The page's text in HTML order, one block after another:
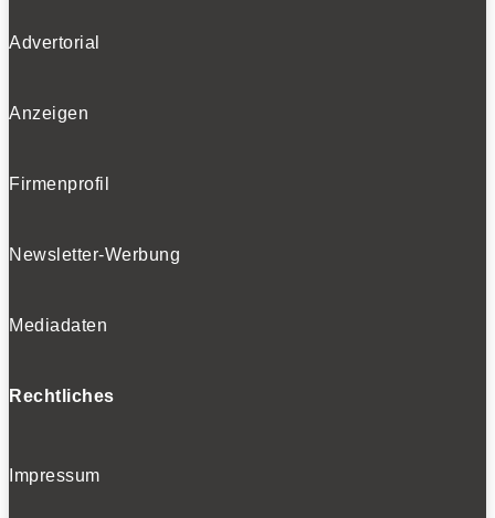
Advertorial
Anzeigen
Firmenprofil
Newsletter-Werbung
Mediadaten
Rechtliches
Impressum